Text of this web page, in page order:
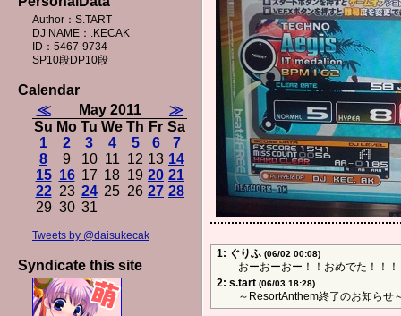
1: ぐりふ (06/02 00:08)
おーおーおー！！おめでた！！
2: s.tart (06/03 18:28)
～ResortAnthem終了のお知らせ
Author：S.TART
DJ NAME：.KECAK
ID：5467-9734
SP10段DP10段
Calendar
≪
May 2011
≫
Su Mo Tu We Th Fr Sa
1
2 3 4 5 6
7
8
9 10 11 12 13 14
15 16 17 18 19 20 21
22 23 24 25 26 27 28
29 30 31
Tweets by @daisukecak
Syndicate this site